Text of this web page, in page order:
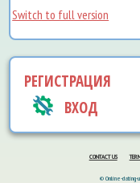
Switch to full version
РЕГИСТРАЦИЯ
ВХОД
CONTACT US
© Online-dating-